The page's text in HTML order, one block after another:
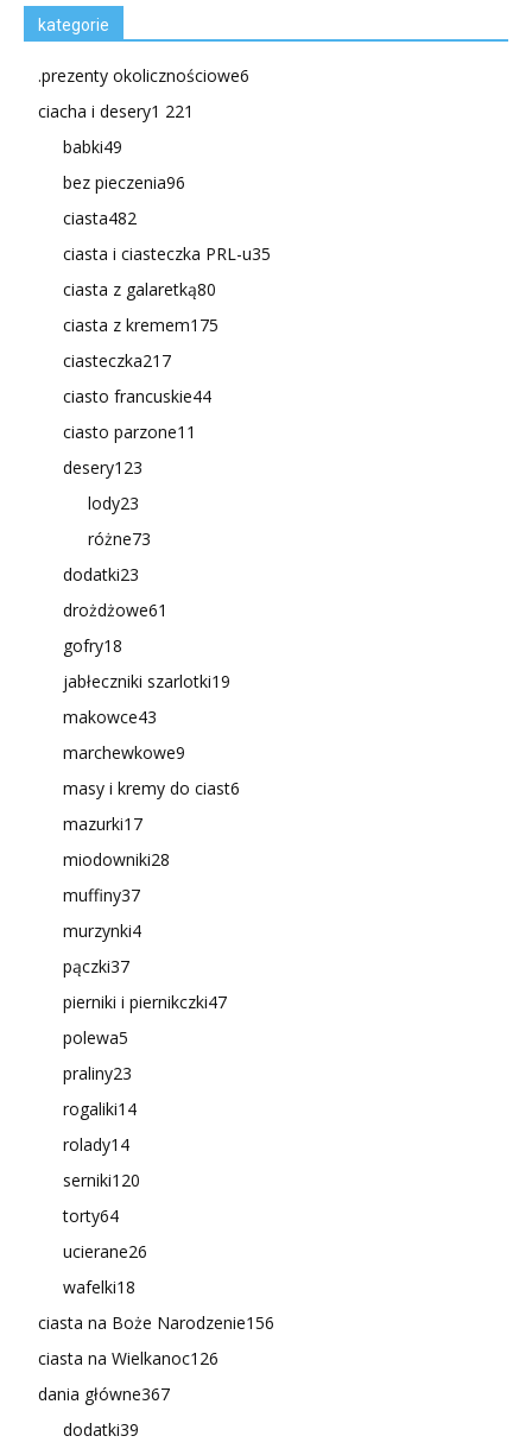
kategorie
.prezenty okolicznościowe6
ciacha i desery1 221
babki49
bez pieczenia96
ciasta482
ciasta i ciasteczka PRL-u35
ciasta z galaretką80
ciasta z kremem175
ciasteczka217
ciasto francuskie44
ciasto parzone11
desery123
lody23
różne73
dodatki23
drożdżowe61
gofry18
jabłeczniki szarlotki19
makowce43
marchewkowe9
masy i kremy do ciast6
mazurki17
miodowniki28
muffiny37
murzynki4
pączki37
pierniki i piernikczki47
polewa5
praliny23
rogaliki14
rolady14
serniki120
torty64
ucierane26
wafelki18
ciasta na Boże Narodzenie156
ciasta na Wielkanoc126
dania główne367
dodatki39